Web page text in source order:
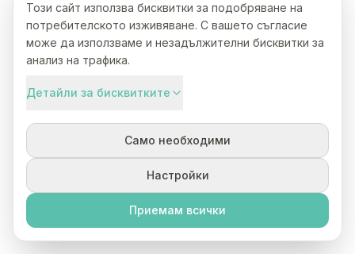
Този сайт използва бисквитки за подобряване на
потребителското изживяване. С вашето съгласие
може да използваме и незадължителни бисквитки за
анализ на трафика.
Детайли за бисквитките
Само необходими
Настройки
Приемам всички